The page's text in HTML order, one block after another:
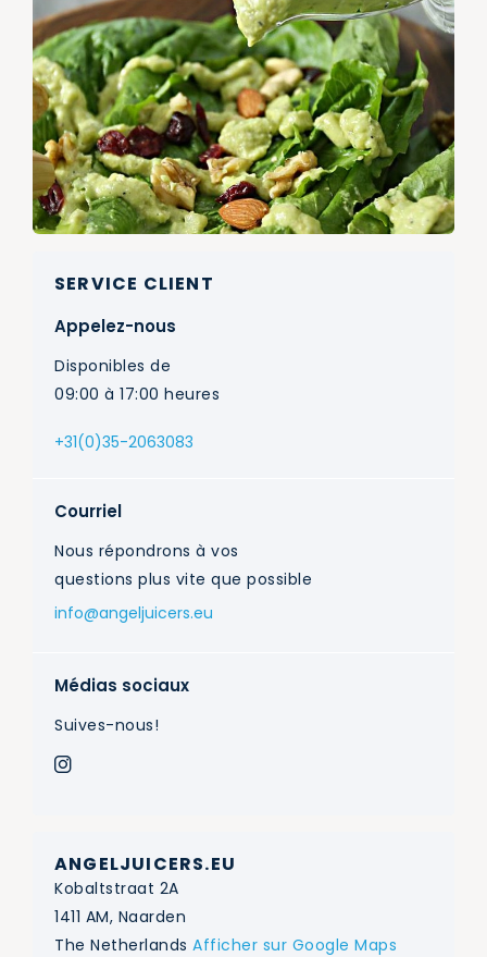
SERVICE CLIENT
Appelez-nous
Disponibles de
09:00 à 17:00 heures
+31(0)35-2063083
Courriel
Nous répondrons à vos
questions plus vite que possible
info@angeljuicers.eu
Médias sociaux
Suives-nous!
ANGELJUICERS.EU
Kobaltstraat 2A
1411 AM, Naarden
The Netherlands Afficher sur Google Maps